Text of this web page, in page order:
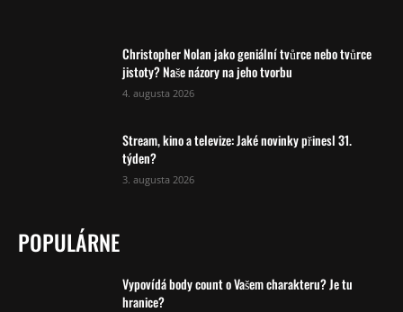
Christopher Nolan jako geniální tvůrce nebo tvůrce
jistoty? Naše názory na jeho tvorbu
4. augusta 2026
Stream, kino a televize: Jaké novinky přinesl 31.
týden?
3. augusta 2026
POPULÁRNE
Vypovídá body count o Vašem charakteru? Je tu
hranice?